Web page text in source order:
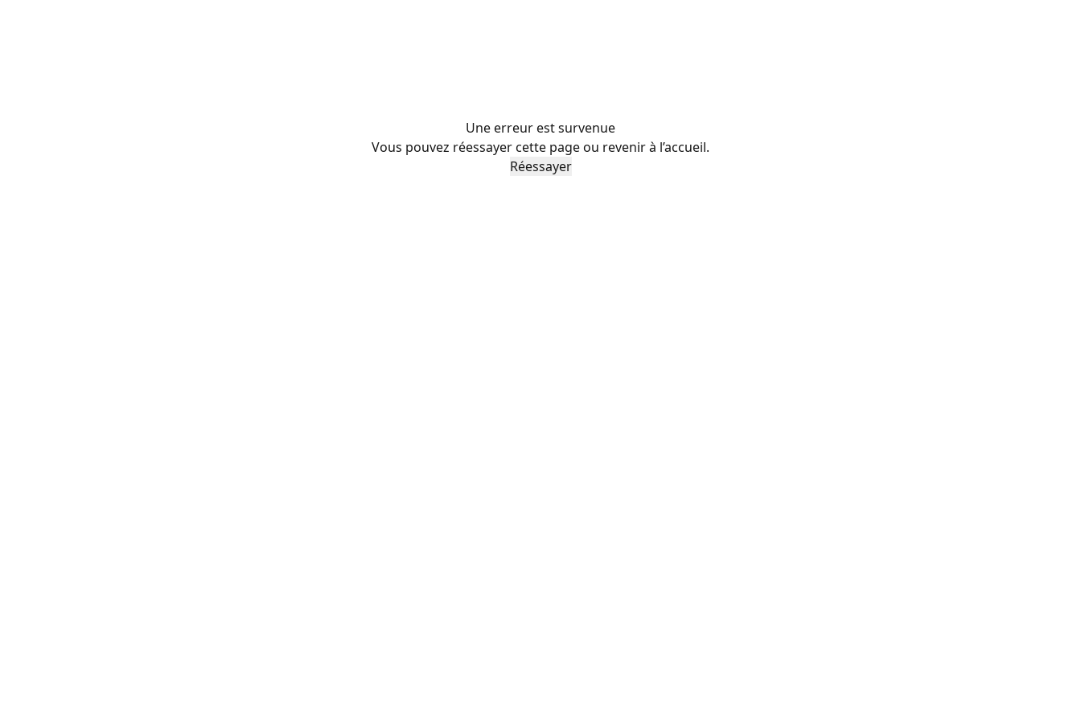
Une erreur est survenue
Vous pouvez réessayer cette page ou revenir à l’accueil.
Réessayer